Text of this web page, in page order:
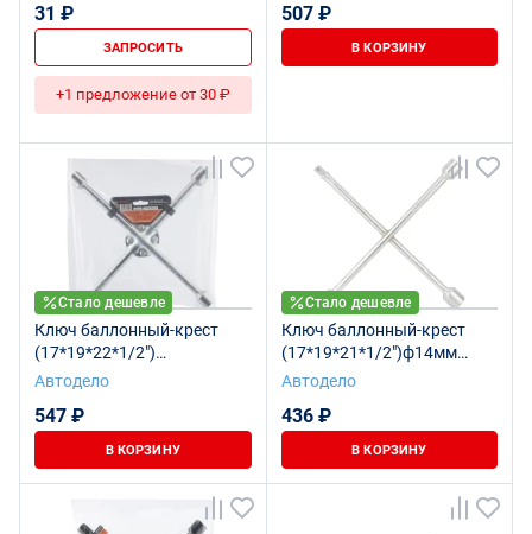
31 ₽
ЗАПРОСИТЬ
+1 предложение от 30 ₽
507 ₽
В КОРЗИНУ
Стало дешевле
Ключ баллонный-крест
(17*19*22*1/2")
(усиленный) 380мм
Автодело
547 ₽
В КОРЗИНУ
Стало дешевле
Ключ баллонный-крест
(17*19*21*1/2")ф14мм
L360мм (АвтоDело) 30714
Автодело
436 ₽
В КОРЗИНУ